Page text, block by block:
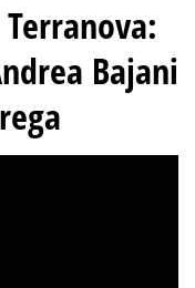
Bajani